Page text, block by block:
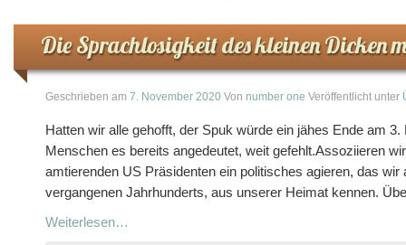
Die Sprachlosigkeit des kleinen Dicken
Geschrieben am 7. November 2020 Von number one Veröffentlicht unter
Hatten wir alle gehofft, der Spuk würde ein jähes Ende am
Menschen es bereits angedeutet, weit gefehlt.Assoziieren
amtierenden US Präsidenten ein politisches agieren, das
vergangenen Jahrhunderts, aus unserer Heimat kennen.
Weiterlesen…